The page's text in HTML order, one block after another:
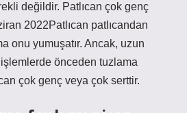
değildir. Patlıcan çok genç
2022Patlıcan patlıcandan
onu yumuşatır. Ancak, uzun
önceden tuzlama
çok genç veya çok serttir.